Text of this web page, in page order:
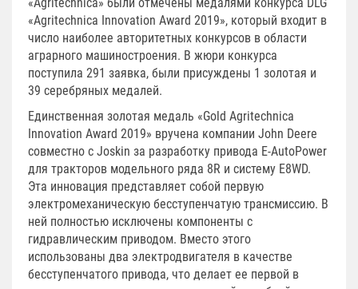
«Agritechnica Innovation Award 2019», который входит в
число наиболее авторитетных конкурсов в области
аграрного машиностроения. В жюри конкурса
поступила 291 заявка, были присуждены 1 золотая и
39 серебряных медалей.
Единственная золотая медаль «Gold Agritechnica
Innovation Award 2019» вручена компании John Deere
совместно с Joskin за разработку привода Е-AutoPower
для тракторов модельного ряда 8R и систему Е8WD.
Эта инновация представляет собой первую
электромеханическую бесступенчатую трансмиссию. В
ней полностью исключены компоненты с
гидравлическим приводом. Вместо этого
использованы два электродвигателя в качестве
бесступенчатого привода, что делает ее первой в